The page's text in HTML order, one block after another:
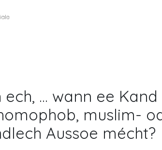
... wann ee Kand
muslim-
Aussoe mécht?